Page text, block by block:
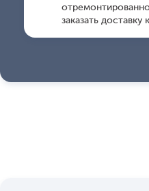
заказать доставку